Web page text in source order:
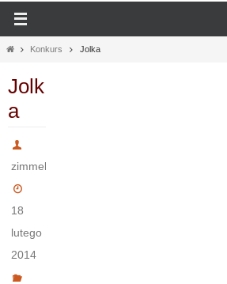
HomeKonkurs Jolka
Jolk
a
zimmek
18
lutego
2014